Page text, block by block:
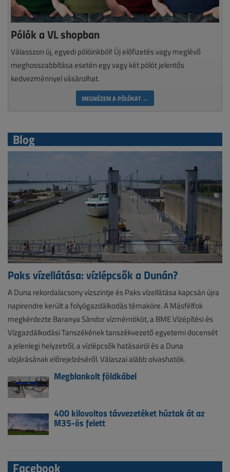
Pólók a VL shopban
Válasszon új, egyedi pólóinkból! Új előfizetés vagy meglévő
meghosszabbítása esetén egy vagy két pólót jelentős
kedvezménnyel vásárolhat.
MEGNÉZEM A PÓLÓKAT →
Blog
Paks vízellátása: vízlépcsők a Dunán?
A Duna rekordalacsony vízszintje és Paks vízellátása kapcsán újra
napirendre került a folyógazdálkodás témaköre. A Másfélfok
megkérdezte Baranya Sándor vízmérnököt, a BME Vízépítési és
Vízgazdálkodási Tanszékének tanszékvezető egyetemi docensét
a jelenlegi helyzetről, a vízlépcsők hatásairól és a Duna
vízjárásának előrejelzéséről. Válaszai alább olvashatók.
Megblankolt földkábel
400 kilovoltos távvezetéket húztak át az
M35-ös felett
Facebook